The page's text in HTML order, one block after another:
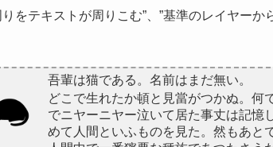
をテキストが周りこむ”、”基準のレイヤー
吾輩は猫である。名前はまだ無い。
どこで生れたか頓と見當がつかぬ。何
でニヤーニヤー泣いて居た事丈は記憶
めて人間といふものを見た。然もあと